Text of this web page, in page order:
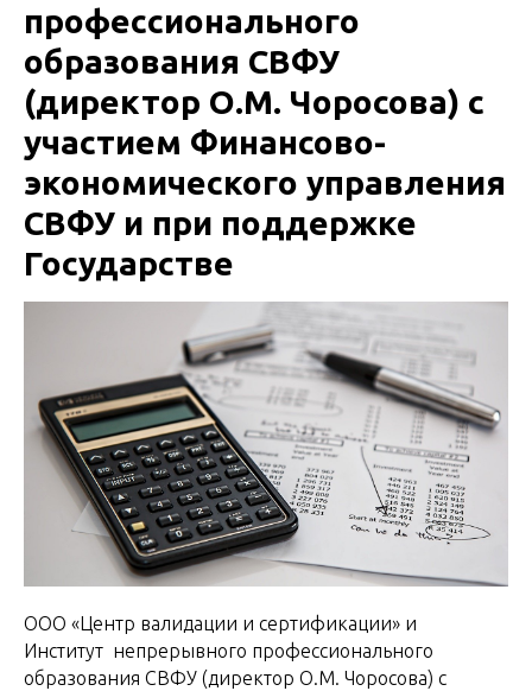
профессионального
образования СВФУ
(директор О.М. Чоросова) с
участием Финансово-
экономического управления
СВФУ и при поддержке
Государстве
ООО «Центр валидации и сертификации» и
Институт непрерывного профессионального
образования СВФУ (директор О.М. Чоросова) с